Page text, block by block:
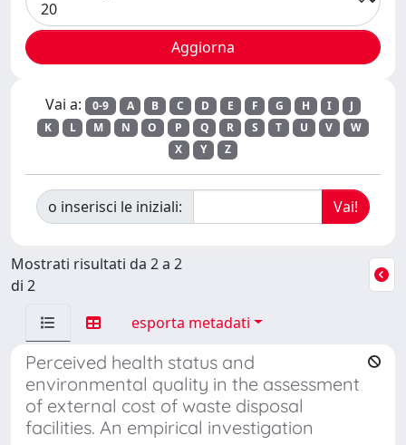
Vai a: 0-9 A B C D E F G H I
J
K
L M N O P Q R S T U V
W
X
Y Z
o inserisci le iniziali:
Mostrati risultati da 2 a 2
di 2
esporta metadati
Perceived health status and
environmental quality in the assessment
of external cost of waste disposal
facilities. An empirical investigation